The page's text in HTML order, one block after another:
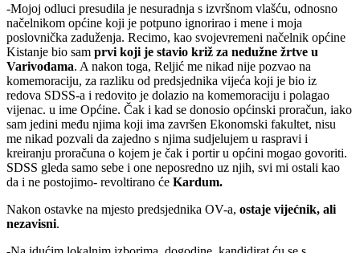
-Mojoj odluci presudila je nesuradnja s izvršnom vlašću, odnosno
načelnikom općine koji je potpuno ignorirao i mene i moja
poslovnička zaduženja. Recimo, kao svojevremeni načelnik općine
Kistanje bio sam prvi koji je stavio križ za nedužne žrtve u
Varivodama. A nakon toga, Reljić me nikad nije pozvao na
komemoraciju, za razliku od predsjednika vijeća koji je bio iz
redova SDSS-a i redovito je dolazio na komemoraciju i polagao
vijenac. u ime Općine. Čak i kad se donosio općinski proračun, iako
sam jedini među njima koji ima završen Ekonomski fakultet, nisu
me nikad pozvali da zajedno s njima sudjelujem u raspravi i
kreiranju proračuna o kojem je čak i portir u općini mogao govoriti.
SDSS gleda samo sebe i one neposredno uz njih, svi mi ostali kao
da i ne postojimo- revoltirano će Kardum.
Nakon ostavke na mjesto predsjednika OV-a, ostaje vijećnik, ali
nezavisni.